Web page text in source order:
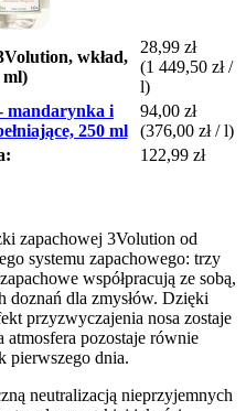
wkład,
ml)
28,99 zł
(1 449,50 zł /
l)
mandarynka i
250 ml
94,00 zł
(376,00 zł / l)
122,99 zł
zapachowej 3Volution od
systemu zapachowego: trzy
współpracują ze sobą,
doznań dla zmysłów. Dzięki
przyzwyczajenia nosa zostaje
atmosfera pozostaje równie
pierwszego dnia.
neutralizacją nieprzyjemnych